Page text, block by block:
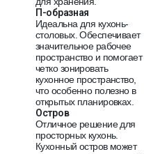
П-образная
Идеальна для кухонь-
столовых. Обеспечивает
значительное рабочее
пространство и помогает
четко зонировать
кухонное пространство,
что особенно полезно в
открытых планировках.
Остров
Отличное решение для
просторных кухонь.
Кухонный остров может